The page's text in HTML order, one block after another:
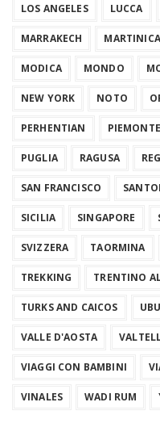
LOS ANGELES LUCCA
MARRAKECH MARTINICA
MODICA MONDO
NEW YORK NOTO
PERHENTIAN PIEMONTE
PUGLIA RAGUSA
SAN FRANCISCO
SICILIA SINGAPORE
SVIZZERA TAORMINA
TREKKING TRENTINO
TURKS AND CAICOS
VALLE D'AOSTA
VIAGGI CON BAMBINI
VINALES WADI RUM